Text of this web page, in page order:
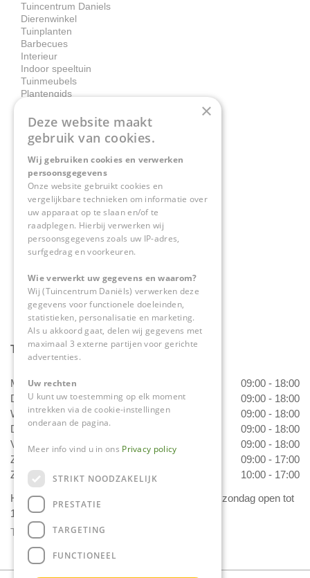
Tuincentrum Daniels
Dierenwinkel
Tuinplanten
Barbecues
Interieur
Indoor speeltuin
Tuinmeubels
Plantengids
Contact
Tuincentrum Daniëls
Herkenbosserweg 4
6063 NL Vlodrop
0475-534298
info@tuincentrumdaniels.nl
Tuincentrum Daniëls
Maandag
09:00 - 18:00
Dinsdag
09:00 - 18:00
Woensdag
09:00 - 18:00
Donderdag
09:00 - 18:00
Vrijdag
09:00 - 18:00
Zaterdag
09:00 - 17:00
Zondag
10:00 - 17:00
Het 'Bloemetje van Daniëls' is van dinsdag t/m zondag open tot
17.00 uur!
Toon alle openingstijden
×
Deze website maakt
gebruik van cookies.
Wij gebruiken cookies en verwerken
persoonsgegevens
Onze website gebruikt cookies en
vergelijkbare technieken om informatie over
uw apparaat op te slaan en/of te
raadplegen. Hierbij verwerken wij
persoonsgegevens zoals uw IP-adres,
surfgedrag en voorkeuren.
Wie verwerkt uw gegevens en waarom?
Wij (Tuincentrum Daniëls) verwerken deze
gegevens voor functionele doeleinden,
statistieken, personalisatie en marketing.
Als u akkoord gaat, delen wij gegevens met
maximaal 3 externe partijen voor gerichte
advertenties.
Uw rechten
U kunt uw toestemming op elk moment
intrekken via de cookie-instellingen
onderaan de pagina.
Meer info vind u in ons Privacy policy
STRIKT NOODZAKELIJK
PRESTATIE
TARGETING
FUNCTIONEEL